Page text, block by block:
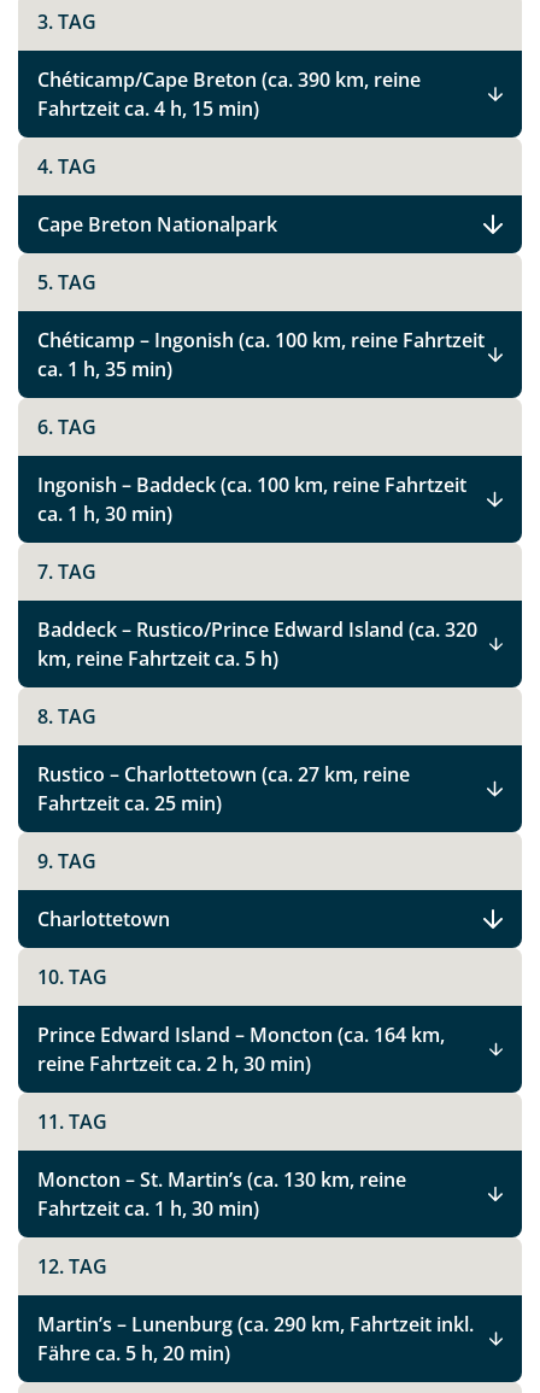
3. TAG
Chéticamp/Cape Breton (ca. 390 km, reine
Fahrtzeit ca. 4 h, 15 min)
4. TAG
Cape Breton Nationalpark
5. TAG
Chéticamp – Ingonish (ca. 100 km, reine Fahrtzeit
ca. 1 h, 35 min)
6. TAG
Ingonish – Baddeck (ca. 100 km, reine Fahrtzeit
ca. 1 h, 30 min)
7. TAG
Baddeck – Rustico/Prince Edward Island (ca. 320
km, reine Fahrtzeit ca. 5 h)
8. TAG
Rustico – Charlottetown (ca. 27 km, reine
Fahrtzeit ca. 25 min)
9. TAG
Charlottetown
10. TAG
Prince Edward Island – Moncton (ca. 164 km,
reine Fahrtzeit ca. 2 h, 30 min)
11. TAG
Moncton – St. Martin’s (ca. 130 km, reine
Fahrtzeit ca. 1 h, 30 min)
12. TAG
Martin’s – Lunenburg (ca. 290 km, Fahrtzeit inkl.
Fähre ca. 5 h, 20 min)